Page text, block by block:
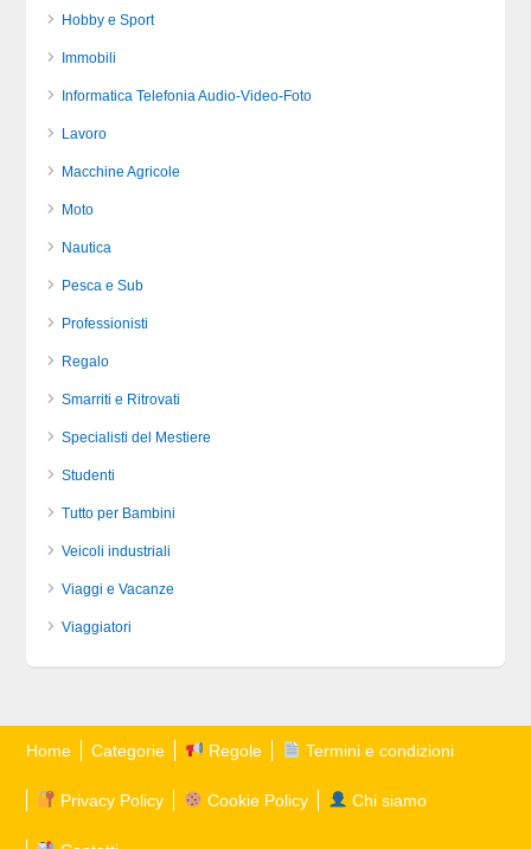
Hobby e Sport
Immobili
Informatica Telefonia Audio-Video-Foto
Lavoro
Macchine Agricole
Moto
Nautica
Pesca e Sub
Professionisti
Regalo
Smarriti e Ritrovati
Specialisti del Mestiere
Studenti
Tutto per Bambini
Veicoli industriali
Viaggi e Vacanze
Viaggiatori
Home Categorie Regole Termini e condizioni
Privacy Policy Cookie Policy Chi siamo